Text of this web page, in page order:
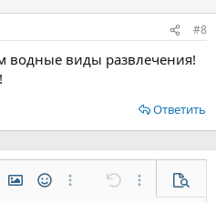
#8
водные виды развлечения!
Ответить
список
ссылку
Вставить изображение
СмайлыДополнительно...
Отменить